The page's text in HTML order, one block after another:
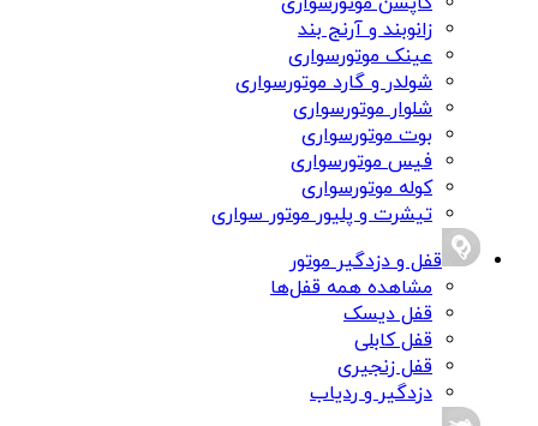
زانوبند و آرنج بند
عینک موتورسواری
شولدر و گارد موتورسواری
شلوار موتورسواری
بوت موتورسواری
فیس موتورسواری
کوله موتورسواری
تیشرت و پلیور موتور سواری
قفل و دزدگیر موتور
مشاهده همه قفل‌ها
قفل دیسک
قفل کابلی
قفل زنجیری
دزدگیر و ردیاب